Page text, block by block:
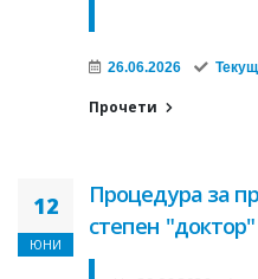
26.06.2026
Прочети
12
ЮНИ
Процедура за
степен "доктор"